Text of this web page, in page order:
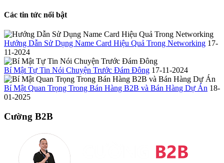
Các tin tức nổi bật
Hướng Dẫn Sử Dụng Name Card Hiệu Quả Trong Networking 17-
11-2024
Bí Mật Tự Tin Nói Chuyện Trước Đám Đông 17-11-2024
Bí Mật Quan Trọng Trong Bán Hàng B2B và Bán Hàng Dự Án 18-
01-2025
Cường B2B